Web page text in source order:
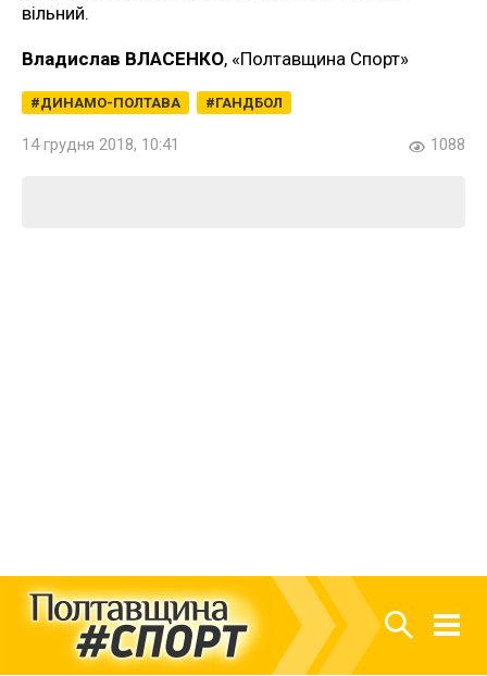
вільний.
Владислав ВЛАСЕНКО, «Полтавщина Спорт»
ДИНАМО-ПОЛТАВА ГАНДБОЛ
14 грудня 2018, 10:41 1088